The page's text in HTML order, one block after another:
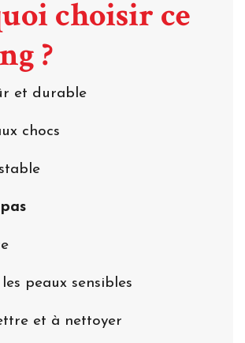
choisir ce
?
et durable
chocs
peaux sensibles
et à nettoyer